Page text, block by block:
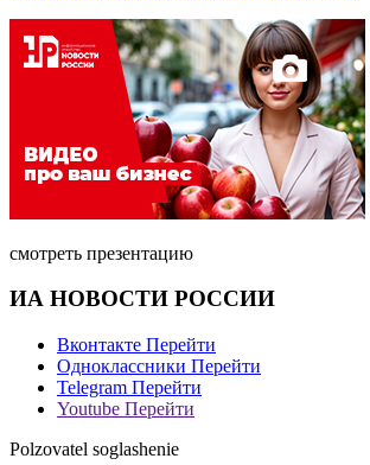
смотреть презентацию
ИА НОВОСТИ РОССИИ
Вконтакте Перейти
Одноклассники Перейти
Telegram Перейти
Youtube Перейти
Polzovatel soglashenie